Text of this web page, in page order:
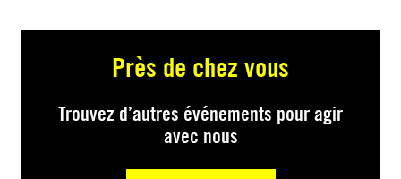
Près de chez vous
Trouvez d’autres événements pour agir
avec nous